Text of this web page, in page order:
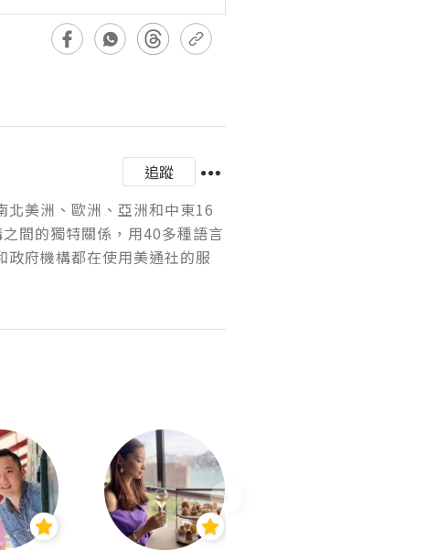
追蹤
美洲、歐洲、亞洲和中東16
間的獨特關係，用40多種語言
府機構都在使用美通社的服